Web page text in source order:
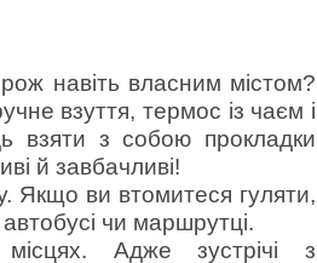
навіть власним містом?
взуття, термос із чаєм і
взяти з собою прокладки
й завбачливі!
Якщо ви втомитеся гуляти,
чи маршрутці.
Адже зустрічі з